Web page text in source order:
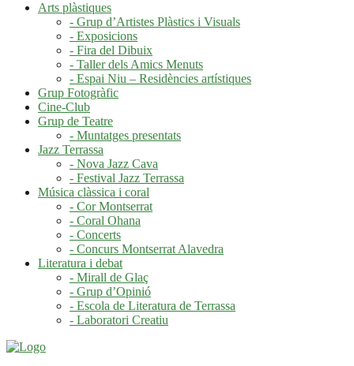
Arts plàstiques
- Grup d’Artistes Plàstics i Visuals
- Exposicions
- Fira del Dibuix
- Taller dels Amics Menuts
- Espai Niu – Residències artístiques
Grup Fotogràfic
Cine-Club
Grup de Teatre
- Muntatges presentats
Jazz Terrassa
- Nova Jazz Cava
- Festival Jazz Terrassa
Música clàssica i coral
- Cor Montserrat
- Coral Ohana
- Concerts
- Concurs Montserrat Alavedra
Literatura i debat
- Mirall de Glaç
- Grup d’Opinió
- Escola de Literatura de Terrassa
- Laboratori Creatiu